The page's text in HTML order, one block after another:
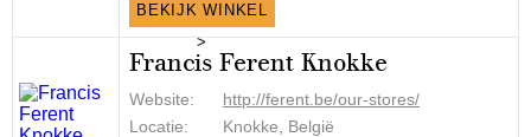
BEKIJK WINKEL
>
Francis Ferent Knokke
Website:
http://ferent.be/our-stores/
Locatie:
Knokke, België